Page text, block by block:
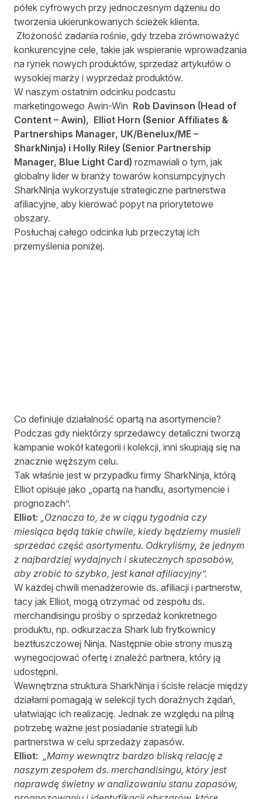
półek cyfrowych przy jednoczesnym dążeniu do
tworzenia ukierunkowanych ścieżek klienta.
Złożoność zadania rośnie, gdy trzeba zrównoważyć
konkurencyjne cele, takie jak wspieranie wprowadzania
na rynek nowych produktów, sprzedaż artykułów o
wysokiej marży i wyprzedaż produktów.
W naszym ostatnim odcinku podcastu
marketingowego Awin-Win Rob Davinson (Head of
Content – Awin), Elliot Horn (Senior Affiliates &
Partnerships Manager, UK/Benelux/ME –
SharkNinja) i Holly Riley (Senior Partnership
Manager, Blue Light Card) rozmawiali o tym, jak
globalny lider w branży towarów konsumpcyjnych
SharkNinja wykorzystuje strategiczne partnerstwa
afiliacyjne, aby kierować popyt na priorytetowe
obszary.
Posłuchaj całego odcinka lub przeczytaj ich
przemyślenia poniżej.
Co definiuje działalność opartą na asortymencie?
Podczas gdy niektórzy sprzedawcy detaliczni tworzą
kampanie wokół kategorii i kolekcji, inni skupiają się na
znacznie węższym celu.
Tak właśnie jest w przypadku firmy SharkNinja, którą
Elliot opisuje jako „opartą na handlu, asortymencie i
prognozach”.
Elliot: „Oznacza to, że w ciągu tygodnia czy
miesiąca będą takie chwile, kiedy będziemy musieli
sprzedać część asortymentu. Odkryliśmy, że jednym
z najbardziej wydajnych i skutecznych sposobów,
aby zrobić to szybko, jest kanał afiliacyjny”.
W każdej chwili menadżerowie ds. afiliacji i partnerstw,
tacy jak Elliot, mogą otrzymać od zespołu ds.
merchandisingu prośby o sprzedaż konkretnego
produktu, np. odkurzacza Shark lub frytkownicy
beztłuszczowej Ninja. Następnie obie strony muszą
wynegocjować ofertę i znaleźć partnera, który ją
udostępni.
Wewnętrzna struktura SharkNinja i ścisłe relacje między
działami pomagają w selekcji tych doraźnych żądań,
ułatwiając ich realizację. Jednak ze względu na pilną
potrzebę ważne jest posiadanie strategii lub
partnerstwa w celu sprzedaży zapasów.
Elliot: „Mamy wewnątrz bardzo bliską relację z
naszym zespołem ds. merchandisingu, który jest
naprawdę świetny w analizowaniu stanu zapasów,